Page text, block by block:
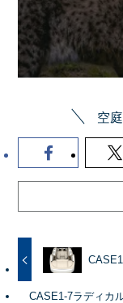
空
CASE1-7ラディカ